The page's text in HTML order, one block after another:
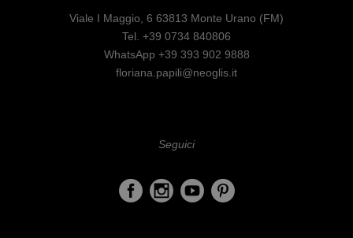
Viale I Maggio, 6 63813 Monte Urano (FM)
Tel. +39 0734 840806
WhatsApp +39 393 902 9888
floriana.papili@neoglis.it
Seguici